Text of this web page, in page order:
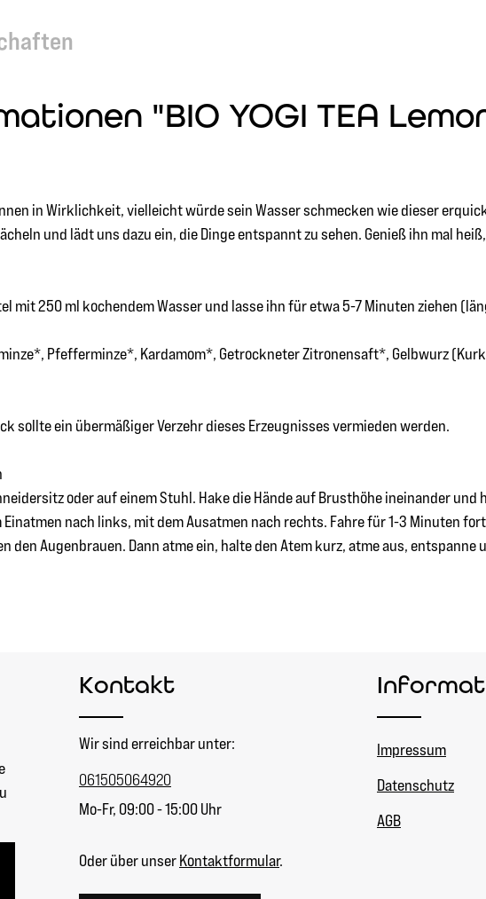
"BIO YOGI TEA
in Wirklichkeit, vielleicht würde sein Wasser schmecken wie dieser
und lädt uns dazu ein, die Dinge entspannt zu sehen. Genieß ihn mal
mit 250 ml kochendem Wasser und lasse ihn für etwa 5-7 Minuten ziehen
Pfefferminze*, Kardamom*, Getrockneter Zitronensaft*, Gelbwurz
sollte ein übermäßiger Verzehr dieses Erzeugnisses vermieden werden.
oder auf einem Stuhl. Hake die Hände auf Brusthöhe ineinander und
nach links, mit dem Ausatmen nach rechts. Fahre für 1-3 Minuten
den Augenbrauen. Dann atme ein, halte den Atem kurz, atme aus,
Kontakt
Wir sind erreichbar unter:
061505064920
Mo-Fr, 09:00 - 15:00 Uhr
Oder über unserKontaktformular.
Impressum
Datenschutz
AGB